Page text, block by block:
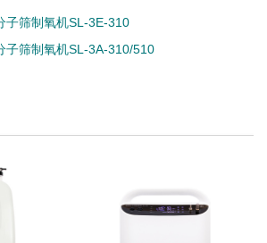
子筛制氧机SL-3E-310
子筛制氧机SL-3A-310/510